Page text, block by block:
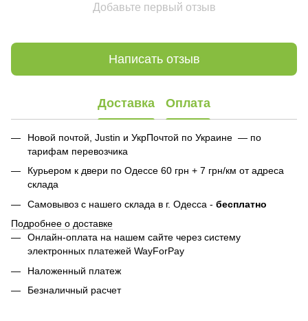
Добавьте первый отзыв
Написать отзыв
Доставка Оплата
Новой почтой, Justin и УкрПочтой по Украине — по
тарифам перевозчика
Курьером к двери по Одессе 60 грн + 7 грн/км от адреса
склада
Самовывоз с нашего склада в г. Одесса - бесплатно
Подробнее о доставке
Онлайн-оплата на нашем сайте через систему
электронных платежей WayForPay
Наложенный платеж
Безналичный расчет